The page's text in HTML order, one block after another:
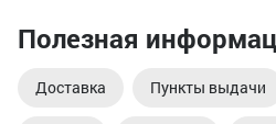
Полезная
Доставка Пункты выдачи